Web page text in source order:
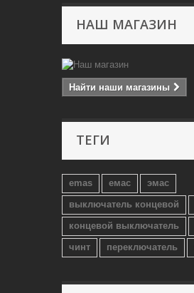
НАШ МАГАЗИН
Найти наши магазины
ТЕГИ
emas емас
эмас
выключатель концевой
концевой выключатель
чинт
переключатель